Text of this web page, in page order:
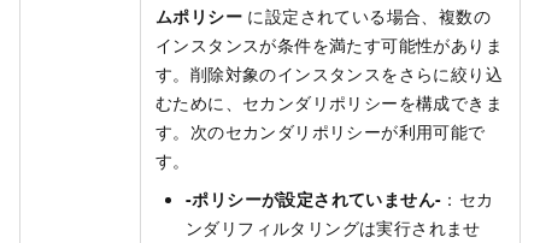
ムポリシー に設定されている場合、複数の
インスタンスが条件を満たす可能性がありま
す。削除対象のインスタンスをさらに絞り込
むために、セカンダリポリシーを構成できま
す。次のセカンダリポリシーが利用可能で
す。
-ポリシーが設定されていません- ：セカ
ンダリフィルタリングは実行されませ